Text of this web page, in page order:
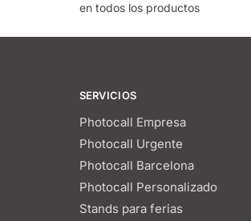
en todos los productos
SERVICIOS
Photocall Empresa
Photocall Urgente
Photocall Barcelona
Photocall Personalizado
Stands para ferias